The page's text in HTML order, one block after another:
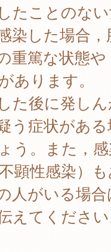
たことのな
染した場合
重篤な状態
あります。
た後に発し
う症状があ
う。また，
顕性感染）
人がいる場
えてくださ